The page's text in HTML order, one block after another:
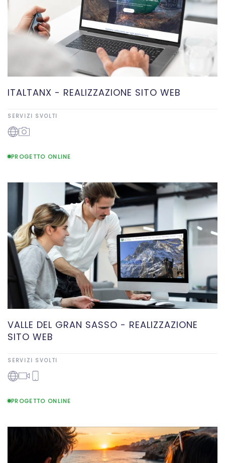
ITALTANX - REALIZZAZIONE SITO WEB
SERVIZI SVOLTI
PROGETTO ONLINE
VALLE DEL GRAN SASSO - REALIZZAZIONE
SITO WEB
SERVIZI SVOLTI
PROGETTO ONLINE